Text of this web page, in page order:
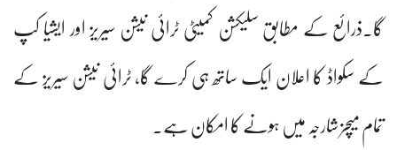
گا۔ذرائع کے مطابق سلیکشن کمیٹی ٹرائی نیشن سیریز اور ایشیا کپ
کے سکواڈ کا اعلان ایک ساتھ ہی کرے گا، ٹرائی نیشن سیریز کے
تمام میچز شارجہ میں ہونے کا امکان ہے۔